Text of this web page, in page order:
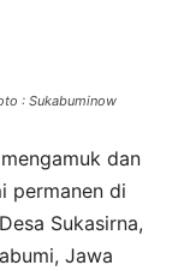
: Sukabuminow
dan
permanen di
Sukasirna,
Jawa